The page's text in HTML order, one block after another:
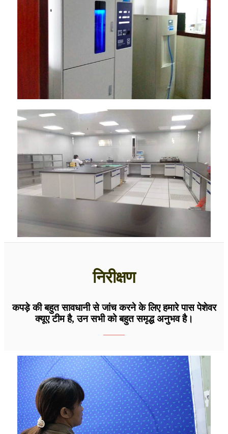
निरीक्षण
कपड़े की बहुत सावधानी से जांच करने के लिए हमारे पास पेशेवर
क्यूए टीम है, उन सभी को बहुत समृद्ध अनुभव है।